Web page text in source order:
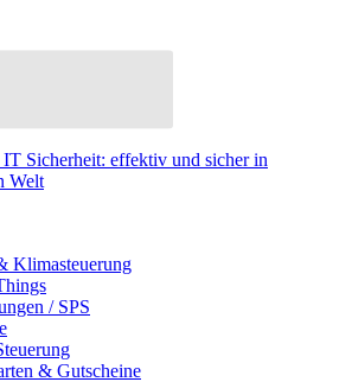
Sicherheit: effektiv und sicher in
Welt
Klimasteuerung
/ SPS
& Gutscheine